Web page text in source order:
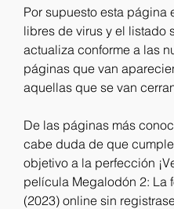
Por supuesto esta página
libres de virus y el listado
actualiza conforme a las
páginas que van
aquellas que se van
De las páginas más
cabe duda de que
objetivo a la perfección
película Megalodón 2: La
(2023) online sin